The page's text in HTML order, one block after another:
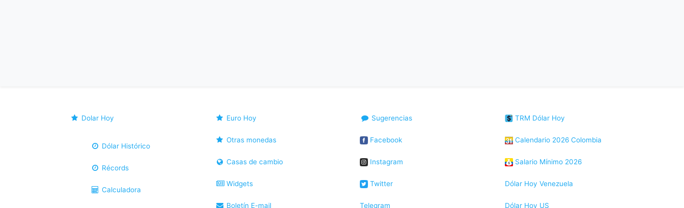
Dolar Hoy
Dólar Histórico
Récords
Calculadora
Euro Hoy
Otras monedas
Casas de cambio
Widgets
Boletín E-mail
Sugerencias
Facebook
Instagram
Twitter
Telegram
TRM Dólar Hoy
Calendario 2026 Colombia
Salario Mínimo 2026
Dólar Hoy Venezuela
Dólar Hoy US